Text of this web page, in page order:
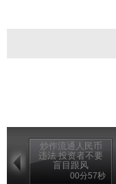
炒作流通人民币
违法 投资者不要
盲目跟风
00分57秒